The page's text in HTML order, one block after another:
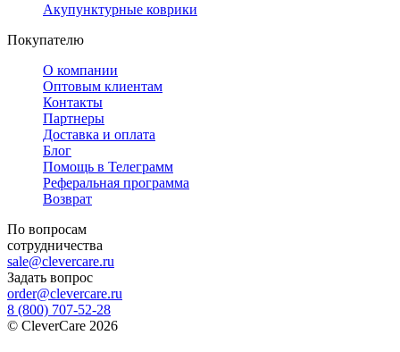
Акупунктурные коврики
Покупателю
О компании
Оптовым клиентам
Контакты
Партнеры
Доставка и оплата
Блог
Помощь в Телеграмм
Реферальная программа
Возврат
По вопросам
сотрудничества
sale@clevercare.ru
Задать вопрос
order@clevercare.ru
8 (800) 707-52-28
© CleverCare 2026